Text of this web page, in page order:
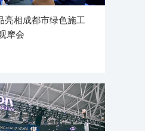
亮相成都市绿色施工
摩会